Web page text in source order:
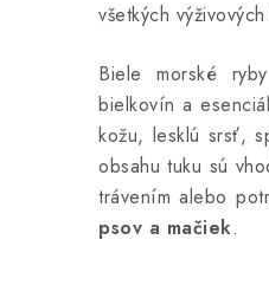
všetkých
Biele morské
bielkovín a
kožu, lesklú srsť,
obsahu tuku sú
trávením alebo
psov a mačiek.